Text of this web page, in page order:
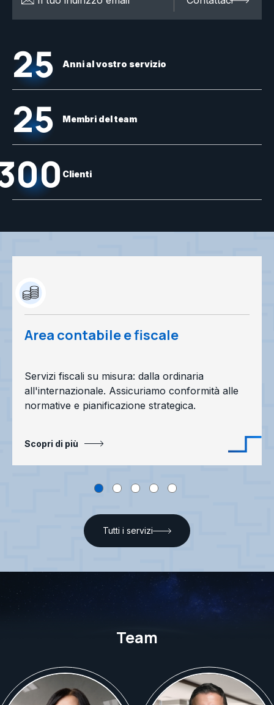
Anni al vostro servizio
25
Membri del team
25
Clienti
Area contabile e fiscale
Servizi fiscali su misura: dalla ordinaria
all'internazionale. Assicuriamo conformità alle
normative e pianificazione strategica.
Scopri di più
Tutti i servizi
Team
Nasce a Clusone (Bg) nel 1979.
Laureata col massimo dei voti e
lode in Economia e Commercio,
Nasce a Locri (RC) nel 1986.
Laureato in Economia e
Commercio presso l’Università